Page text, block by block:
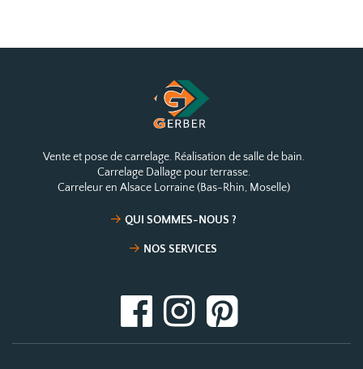
Vente et pose de carrelage. Réalisation de salle de bain.
Carrelage Dallage pour terrasse.
Carreleur en Alsace Lorraine (Bas-Rhin, Moselle)
QUI SOMMES-NOUS ?
NOS SERVICES